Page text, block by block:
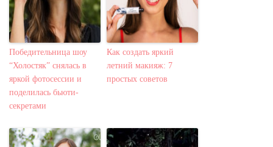
Победительница шоу
“Холостяк” снялась в
яркой фотосессии и
поделилась бьюти-
секретами
Как создать яркий
летний макияж: 7
простых советов